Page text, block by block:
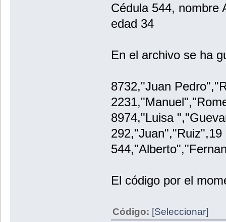
Cédula 544, nombre
edad 34
En el archivo se ha
8732,"Juan
8974,"Luisa
292,"Juan","Ruiz",19
El código por el
Código: [Seleccionar]